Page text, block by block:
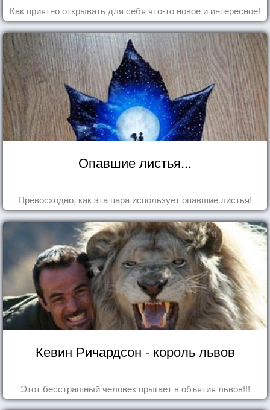
Как приятно открывать для себя что-то новое и интересное!
Опавшие листья...
Превосходно, как эта пара использует опавшие листья!
Кевин Ричардсон - король львов
Этот бесстрашный человек прыгает в объятия львов!!!